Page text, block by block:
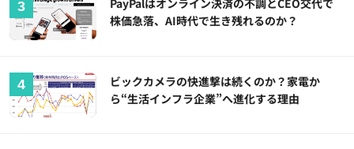
株価急落、AI時代で生き残れるのか？
ビックカメラの快進撃は続くのか？家電か
ら“生活インフラ企業”へ進化する理由